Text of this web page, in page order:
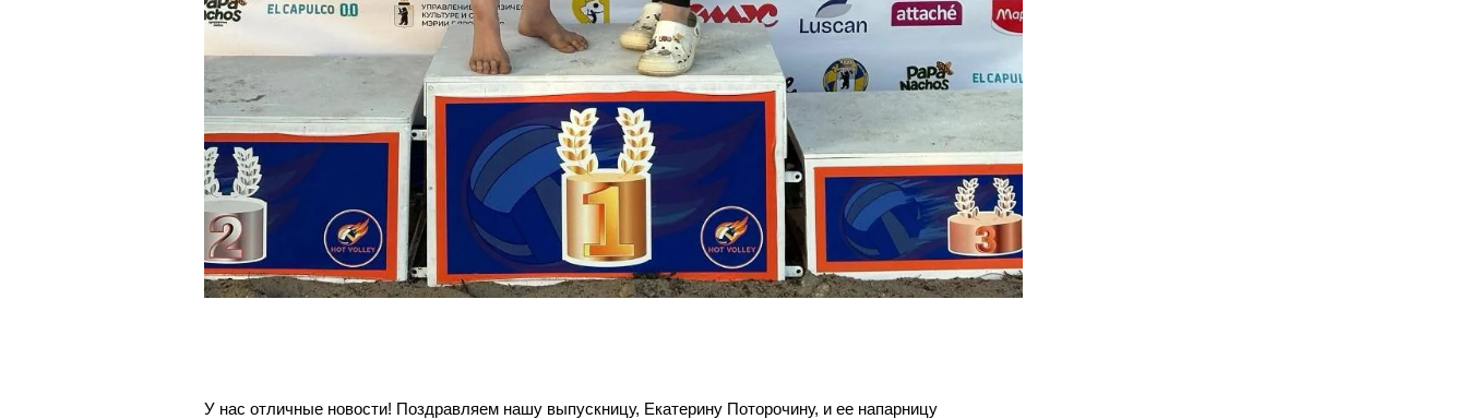
У нас отличные новости! Поздравляем нашу выпускницу, Екатерину Поторочину, и ее напарницу